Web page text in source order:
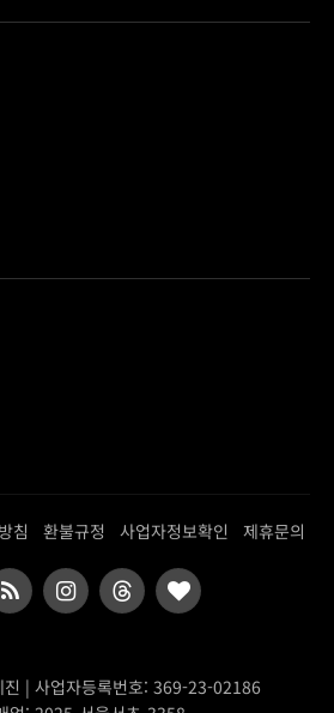
진 | 사업자등록번호: 369-23-02186
침 환불규정 사업자정보확인 제휴문의
RSS InstagramThreadsBlogLovin